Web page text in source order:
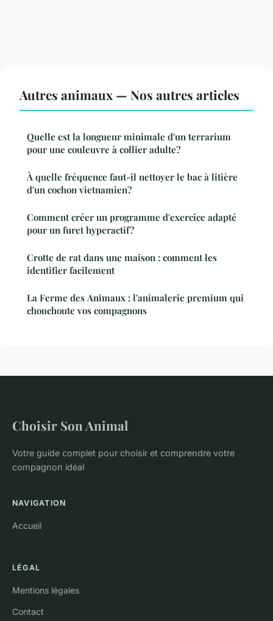
Autres animaux — Nos autres articles
Quelle est la longueur minimale d'un terrarium
pour une couleuvre à collier adulte?
À quelle fréquence faut-il nettoyer le bac à litière
d'un cochon vietnamien?
Comment créer un programme d'exercice adapté
pour un furet hyperactif?
Crotte de rat dans une maison : comment les
identifier facilement
La Ferme des Animaux : l'animalerie premium qui
chouchoute vos compagnons
Choisir Son Animal
Votre guide complet pour choisir et comprendre votre
compagnon idéal
NAVIGATION
Accueil
LÉGAL
Mentions légales
Contact